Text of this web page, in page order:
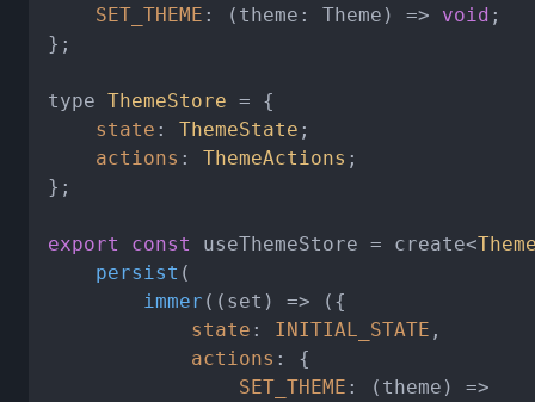
SET_THEME : ( theme: Theme ) => void ;
};
type ThemeStore = {
state : ThemeState ;
actions : ThemeActions ;
};
export const useThemeStore = create<
persist (
immer ( ( set ) => ({
state : INITIAL_STATE ,
actions : {
SET_THEME : ( theme ) =>